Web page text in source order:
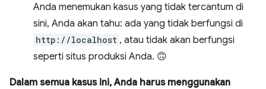
Anda menemukan kasus yang tidak tercantum di
sini, Anda akan tahu: ada yang tidak berfungsi di
http://localhost , atau tidak akan berfungsi
seperti situs produksi Anda. 🙃
Dalam semua kasus ini, Anda harus menggunakan